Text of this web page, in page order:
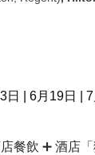
| 6月19日 | 7
餐飲 ➕ 酒店